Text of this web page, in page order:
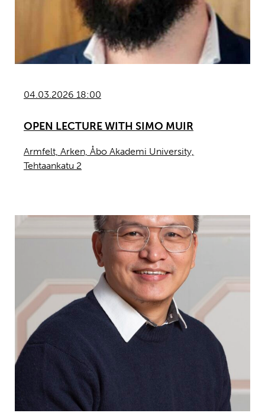
04.03.2026 18:00
OPEN LECTURE WITH SIMO MUIR
Armfelt, Arken, Åbo Akademi University,
Tehtaankatu 2